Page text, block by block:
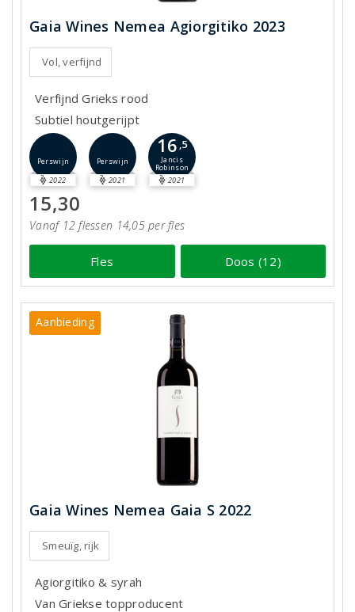
Gaia Wines Nemea Agiorgitiko 2023
Vol, verfijnd
Verfijnd Grieks rood
Subtiel houtgerijpt
Perswijn
2022
Perswijn
2021
16 ,5
Jancis
Robinson
2021
15,30
Vanaf 12 flessen 14,05 per fles
Fles Doos (12)
Aanbieding
Gaia Wines Nemea Gaia S 2022
Smeuïg, rijk
Agiorgitiko & syrah
Van Griekse topproducent